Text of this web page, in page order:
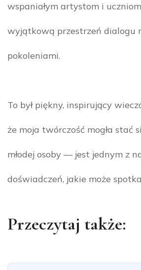
wspaniałym artystom i
wyjątkową przestrzeń dialogu
pokoleniami.
To był piękny, inspirujący
że moja twórczość mogła stać
młodej osoby — jest jednym z
doświadczeń, jakie może
Przeczytaj także: